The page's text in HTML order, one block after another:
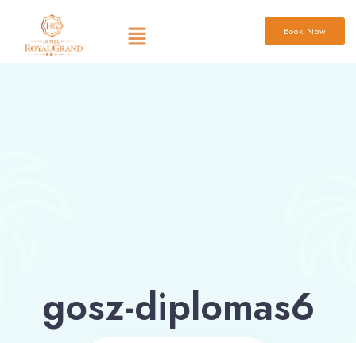
Book Now
gosz-diplomas6